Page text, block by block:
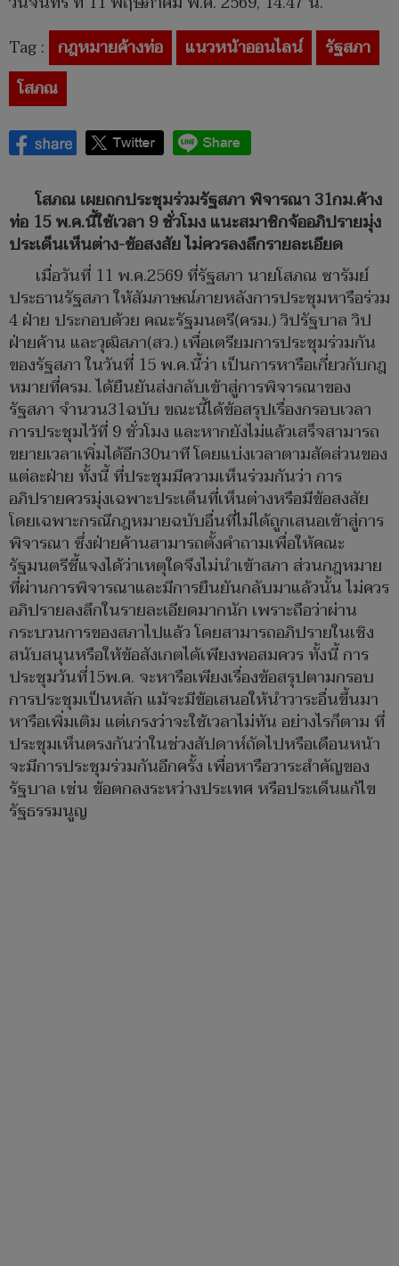
Tag : กฎหมายค้างท่อ แนวหน้าออนไลน์
รัฐสภา
โสภณ
โสภณ เผยถกประชุมร่วมรัฐสภา พิจารณา 31กม.ค้าง
ท่อ 15 พ.ค.นี้ใช้เวลา 9 ชั่วโมง แนะสมาชิกจ้ออภิปรายมุ่ง
ประเด็นเห็นต่าง-ข้อสงสัย ไม่ควรลงลึกรายละเอียด
เมื่อวันที่ 11 พ.ค.2569 ที่รัฐสภา นายโสภณ ซารัมย์
ประธานรัฐสภา ให้สัมภาษณ์ภายหลังการประชุมหารือร่วม
4 ฝ่าย ประกอบด้วย คณะรัฐมนตรี(ครม.) วิปรัฐบาล วิป
ฝ่ายค้าน และวุฒิสภา(สว.) เพื่อเตรียมการประชุมร่วมกัน
ของรัฐสภา ในวันที่ 15 พ.ค.นี้ว่า เป็นการหารือเกี่ยวกับกฎ
หมายที่ครม. ได้ยืนยันส่งกลับเข้าสู่การพิจารณาของ
รัฐสภา จำนวน31ฉบับ ขณะนี้ได้ข้อสรุปเรื่องกรอบเวลา
การประชุมไว้ที่ 9 ชั่วโมง และหากยังไม่แล้วเสร็จสามารถ
ขยายเวลาเพิ่มได้อีก30นาที โดยแบ่งเวลาตามสัดส่วนของ
แต่ละฝ่าย ทั้งนี้ ที่ประชุมมีความเห็นร่วมกันว่า การ
อภิปรายควรมุ่งเฉพาะประเด็นที่เห็นต่างหรือมีข้อสงสัย
โดยเฉพาะกรณีกฎหมายฉบับอื่นที่ไม่ได้ถูกเสนอเข้าสู่การ
พิจารณา ซึ่งฝ่ายค้านสามารถตั้งคำถามเพื่อให้คณะ
รัฐมนตรีชี้แจงได้ว่าเหตุใดจึงไม่นำเข้าสภา ส่วนกฎหมาย
ที่ผ่านการพิจารณาและมีการยืนยันกลับมาแล้วนั้น ไม่ควร
อภิปรายลงลึกในรายละเอียดมากนัก เพราะถือว่าผ่าน
กระบวนการของสภาไปแล้ว โดยสามารถอภิปรายในเชิง
สนับสนุนหรือให้ข้อสังเกตได้เพียงพอสมควร ทั้งนี้ การ
ประชุมวันที่15พ.ค. จะหารือเพียงเรื่องข้อสรุปตามกรอบ
การประชุมเป็นหลัก แม้จะมีข้อเสนอให้นำวาระอื่นขึ้นมา
หารือเพิ่มเติม แต่เกรงว่าจะใช้เวลาไม่ทัน อย่างไรก็ตาม ที่
ประชุมเห็นตรงกันว่าในช่วงสัปดาห์ถัดไปหรือเดือนหน้า
จะมีการประชุมร่วมกันอีกครั้ง เพื่อหารือวาระสำคัญของ
รัฐบาล เช่น ข้อตกลงระหว่างประเทศ หรือประเด็นแก้ไข
รัฐธรรมนูญ